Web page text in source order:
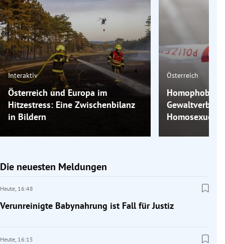
Interaktiv
Österreich und Europa im
Hitzestress: Eine Zwischenbilanz
in Bildern
Österreich
Homophobe
Die neuesten Meldungen
Heute, 16:48
Verunreinigte Babynahrung ist Fall für Justiz
Heute, 16:15